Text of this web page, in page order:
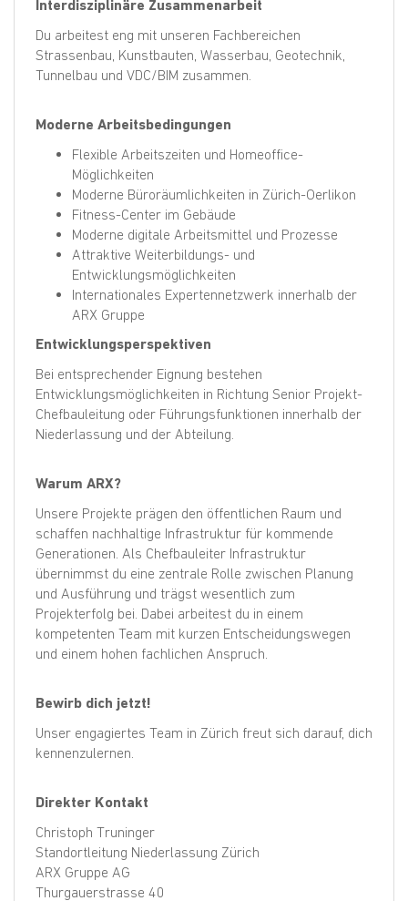
Interdisziplinäre Zusammenarbeit
Du arbeitest eng mit unseren Fachbereichen
Strassenbau, Kunstbauten, Wasserbau, Geotechnik,
Tunnelbau und VDC/BIM zusammen.
Moderne Arbeitsbedingungen
Flexible Arbeitszeiten und Homeoffice-
Möglichkeiten
Moderne Büroräumlichkeiten in Zürich-Oerlikon
Fitness-Center im Gebäude
Moderne digitale Arbeitsmittel und Prozesse
Attraktive Weiterbildungs- und
Entwicklungsmöglichkeiten
Internationales Expertennetzwerk innerhalb der
ARX Gruppe
Entwicklungsperspektiven
Bei entsprechender Eignung bestehen
Entwicklungsmöglichkeiten in Richtung Senior Projekt-
Chefbauleitung oder Führungsfunktionen innerhalb der
Niederlassung und der Abteilung.
Warum ARX?
Unsere Projekte prägen den öffentlichen Raum und
schaffen nachhaltige Infrastruktur für kommende
Generationen. Als Chefbauleiter Infrastruktur
übernimmst du eine zentrale Rolle zwischen Planung
und Ausführung und trägst wesentlich zum
Projekterfolg bei. Dabei arbeitest du in einem
kompetenten Team mit kurzen Entscheidungswegen
und einem hohen fachlichen Anspruch.
Bewirb dich jetzt!
Unser engagiertes Team in Zürich freut sich darauf, dich
kennenzulernen.
Direkter Kontakt
Christoph Truninger
Standortleitung Niederlassung Zürich
ARX Gruppe AG
Thurgauerstrasse 40